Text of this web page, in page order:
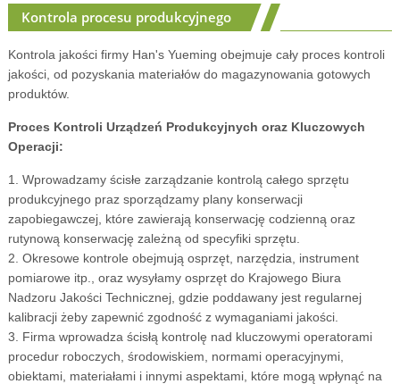
Kontrola procesu produkcyjnego
Kontrola jakości firmy Han's Yueming obejmuje cały proces kontroli
jakości, od pozyskania materiałów do magazynowania gotowych
produktów.
Proces Kontroli Urządzeń Produkcyjnych oraz Kluczowych
Operacji:
1. Wprowadzamy ścisłe zarządzanie kontrolą całego sprzętu
produkcyjnego praz sporządzamy plany konserwacji
zapobiegawczej, które zawierają konserwację codzienną oraz
rutynową konserwację zależną od specyfiki sprzętu.
2. Okresowe kontrole obejmują osprzęt, narzędzia, instrument
pomiarowe itp., oraz wysyłamy osprzęt do Krajowego Biura
Nadzoru Jakości Technicznej, gdzie poddawany jest regularnej
kalibracji żeby zapewnić zgodność z wymaganiami jakości.
3. Firma wprowadza ścisłą kontrolę nad kluczowymi operatorami
procedur roboczych, środowiskiem, normami operacyjnymi,
obiektami, materiałami i innymi aspektami, które mogą wpłynąć na